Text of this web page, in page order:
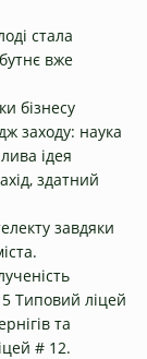
стала
вже
бізнесу
заходу: наука
ідея
здатний
завдяки
Типовий ліцей
та
# 12.